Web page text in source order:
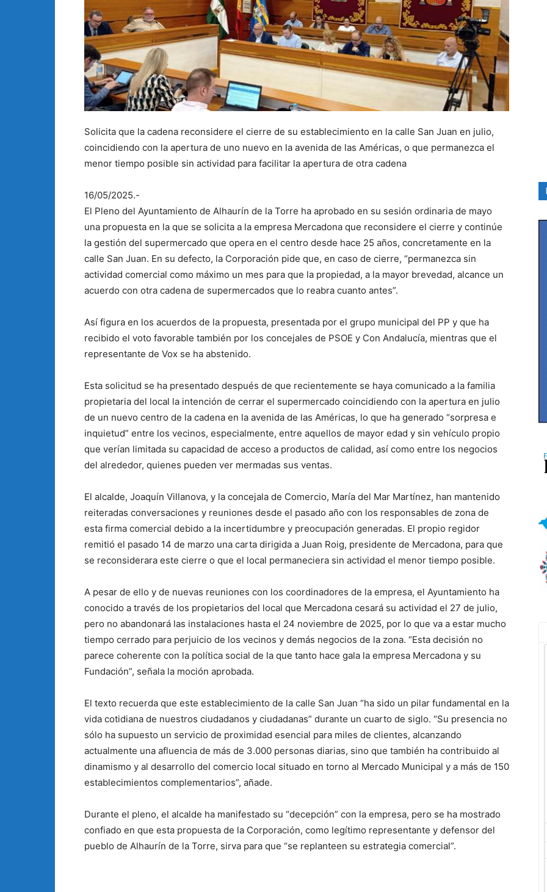
Solicita que la cadena reconsidere el cierre de su establecimiento en la calle San Juan en julio,
coincidiendo con la apertura de uno nuevo en la avenida de las Américas, o que permanezca el
menor tiempo posible sin actividad para facilitar la apertura de otra cadena
16/05/2025.-
El Pleno del Ayuntamiento de Alhaurín de la Torre ha aprobado en su sesión ordinaria de mayo
una propuesta en la que se solicita a la empresa Mercadona que reconsidere el cierre y continúe
la gestión del supermercado que opera en el centro desde hace 25 años, concretamente en la
calle San Juan. En su defecto, la Corporación pide que, en caso de cierre, “permanezca sin
actividad comercial como máximo un mes para que la propiedad, a la mayor brevedad, alcance un
acuerdo con otra cadena de supermercados que lo reabra cuanto antes”.
Así figura en los acuerdos de la propuesta, presentada por el grupo municipal del PP y que ha
recibido el voto favorable también por los concejales de PSOE y Con Andalucía, mientras que el
representante de Vox se ha abstenido.
Esta solicitud se ha presentado después de que recientemente se haya comunicado a la familia
propietaria del local la intención de cerrar el supermercado coincidiendo con la apertura en julio
de un nuevo centro de la cadena en la avenida de las Américas, lo que ha generado “sorpresa e
inquietud” entre los vecinos, especialmente, entre aquellos de mayor edad y sin vehículo propio
que verían limitada su capacidad de acceso a productos de calidad, así como entre los negocios
del alrededor, quienes pueden ver mermadas sus ventas.
El alcalde, Joaquín Villanova, y la concejala de Comercio, María del Mar Martínez, han mantenido
reiteradas conversaciones y reuniones desde el pasado año con los responsables de zona de
esta firma comercial debido a la incertidumbre y preocupación generadas. El propio regidor
remitió el pasado 14 de marzo una carta dirigida a Juan Roig, presidente de Mercadona, para que
se reconsiderara este cierre o que el local permaneciera sin actividad el menor tiempo posible.
A pesar de ello y de nuevas reuniones con los coordinadores de la empresa, el Ayuntamiento ha
conocido a través de los propietarios del local que Mercadona cesará su actividad el 27 de julio,
pero no abandonará las instalaciones hasta el 24 noviembre de 2025, por lo que va a estar mucho
tiempo cerrado para perjuicio de los vecinos y demás negocios de la zona. “Esta decisión no
parece coherente con la política social de la que tanto hace gala la empresa Mercadona y su
Fundación”, señala la moción aprobada.
El texto recuerda que este establecimiento de la calle San Juan “ha sido un pilar fundamental en la
vida cotidiana de nuestros ciudadanos y ciudadanas” durante un cuarto de siglo. “Su presencia no
sólo ha supuesto un servicio de proximidad esencial para miles de clientes, alcanzando
actualmente una afluencia de más de 3.000 personas diarias, sino que también ha contribuido al
dinamismo y al desarrollo del comercio local situado en torno al Mercado Municipal y a más de 150
establecimientos complementarios”, añade.
Durante el pleno, el alcalde ha manifestado su “decepción” con la empresa, pero se ha mostrado
confiado en que esta propuesta de la Corporación, como legítimo representante y defensor del
pueblo de Alhaurín de la Torre, sirva para que “se replanteen su estrategia comercial”.